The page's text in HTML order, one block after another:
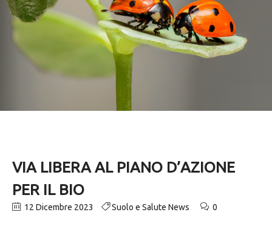
VIA LIBERA AL PIANO D’AZIONE
PER IL BIO
12 Dicembre 2023 Suolo e Salute News 0